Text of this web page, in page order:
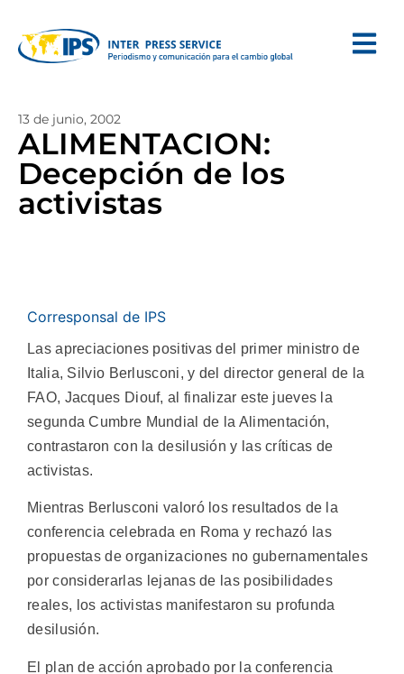
13 de junio, 2002
ALIMENTACION:
Decepción de los
activistas
Corresponsal de IPS
Las apreciaciones positivas del primer ministro de
Italia, Silvio Berlusconi, y del director general de la
FAO, Jacques Diouf, al finalizar este jueves la
segunda Cumbre Mundial de la Alimentación,
contrastaron con la desilusión y las críticas de
activistas.
Mientras Berlusconi valoró los resultados de la
conferencia celebrada en Roma y rechazó las
propuestas de organizaciones no gubernamentales
por considerarlas lejanas de las posibilidades
reales, los activistas manifestaron su profunda
desilusión.
El plan de acción aprobado por la conferencia